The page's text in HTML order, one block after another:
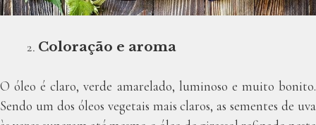
Coloração e aroma
O óleo é claro, verde amarelado, luminoso e muito bonito.
Sendo um dos óleos vegetais mais claros, as sementes de uva